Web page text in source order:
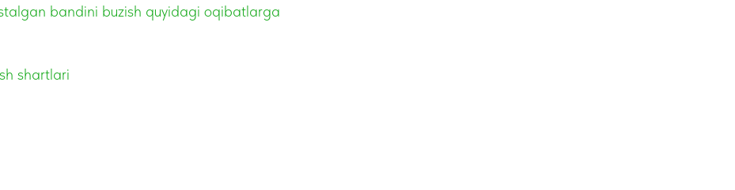
bandini buzish quyidagi oqibatlarga
shartlari